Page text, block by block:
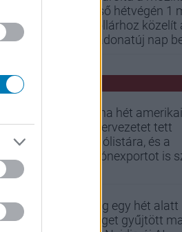
első hétvégén 1
dollárhoz közelít
Vadonatúj nap
HÍREK
Kína hét amerikai
szervezetet tett
tiltólistára, és a
drónexportot is
Alig egy hét
céget gyűjtött